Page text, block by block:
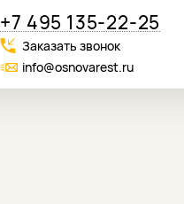
+7 495 135-22-25
Заказать звонок
info@osnovarest.ru